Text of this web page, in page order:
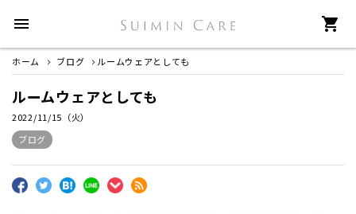
menu shopping_cart
ホーム ブログ ルームウェアとしても
ルームウェアとしても
2022/11/15（火）
ブログ